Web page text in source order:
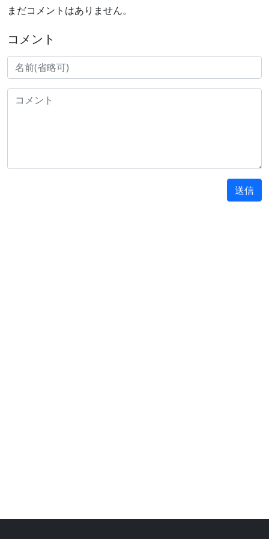
まだコメントはありません。
コメント
送信